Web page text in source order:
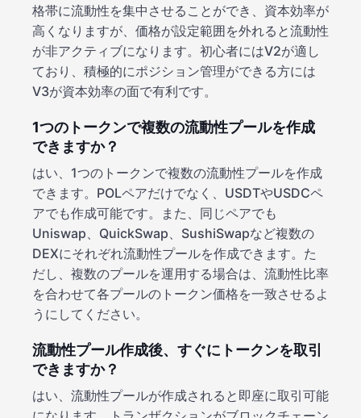
格帯に流動性を集中させることができ、資本効率が
高くなりますが、価格が設定範囲を外れると流動性
が非アクティブになります。初心者にはV2が適し
ており、積極的にポジション管理ができる方には
V3が資本効率の面で有利です。
1つのトークンで複数の流動性プールを作成
できますか？
はい、1つのトークンで複数の流動性プールを作成
できます。POLペアだけでなく、USDTやUSDCペ
アでも作成可能です。また、同じペアでも
Uniswap、QuickSwap、SushiSwapなど複数の
DEXにそれぞれ流動性プールを作成できます。た
だし、複数のプールを運用する場合は、流動性比率
を合わせて各プールのトークン価格を一致させるよ
うにしてください。
流動性プール作成後、すぐにトークンを取引
できますか？
はい、流動性プールが作成されると即座に取引可能